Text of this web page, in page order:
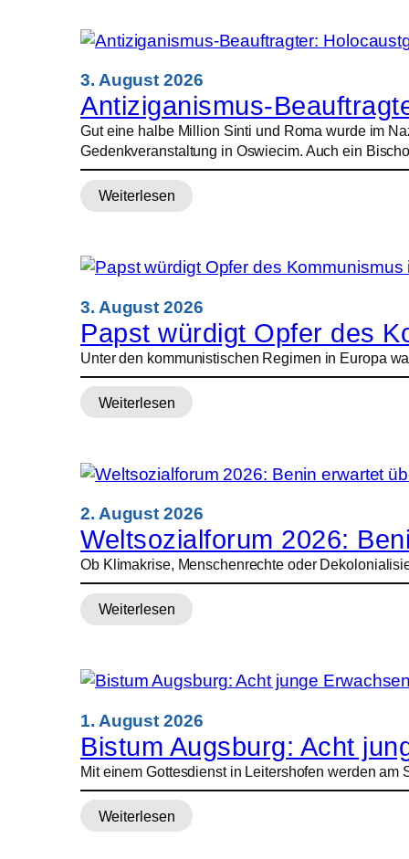
in
Hitze
und
Wasserknappheit
verstärken
Not
der
Betroffenen
3. August 2026
Antiziganismus-
Gut eine halbe Million Sinti und Roma wurde im
Gedenkveranstaltung in Oswiecim. Auch ein
Weiterlesen
:
Holocaustgedenken
gemeinsame
Aufgabe
3. August 2026
Papst würdigt Opfer des
Unter den kommunistischen Regimen in Europa
Weiterlesen
:
Opfer
Kommunismus
in
Albanien
2. August 2026
Weltsozialforum 2026:
Ob Klimakrise, Menschenrechte oder
Weiterlesen
:
Benin
über
50.000
Besucher
1. August 2026
Bistum Augsburg: Acht
Mit einem Gottesdienst in Leitershofen werden
Weiterlesen
: